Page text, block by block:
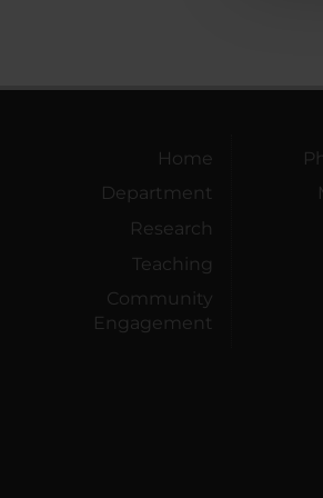
Home
Department
Research
Teaching
Community
Engagement